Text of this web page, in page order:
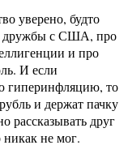
уверено, будто
дружбы с США, про
и про
И если
гиперинфляцию, то
и держат пачку
рассказывать друг
никак не мог.